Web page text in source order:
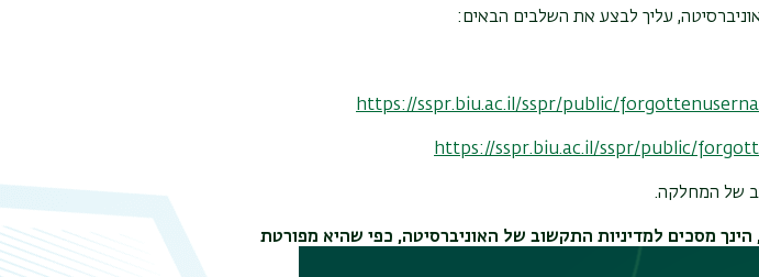
עליך לבצע את השלבים הבאים:
https://sspr.biu.ac.il/sspr/public/
https://sspr.biu.ac.il/sspr/public/
של המחלקה.
מסכים למדיניות התקשוב של האוניברסיטה, כפי שהיא מפורטת